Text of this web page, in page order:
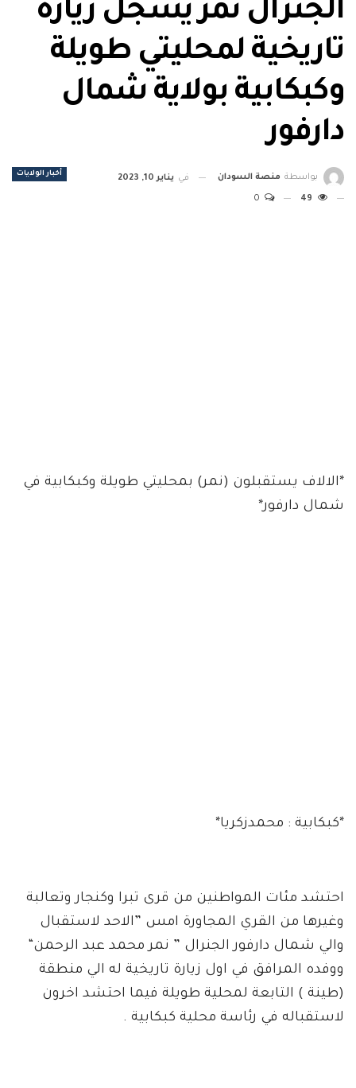
الجنرال نمر يسجل زيارة
تاريخية لمحليتي طويلة
وكبكابية بولاية شمال
دارفور
أخبار الولايات بواسطة منصة السودان في يناير 10, 2023
49
*الالاف يستقبلون (نمر) بمحليتي طويلة وكبكابية في
شمال دارفور*
*كبكابية : محمدزكريا*
احتشد مئات المواطنين من قرى تبرا وكنجار وتعالبة
وغيرها من القري المجاورة امس ”الاحد لاستقبال
والي شمال دارفور الجنرال ” نمر محمد عبد الرحمن“
ووفده المرافق في اول زيارة تاريخية له الي منطقة
(طينة ) التابعة لمحلية طويلة فيما احتشد اخرون
لاستقباله في رئاسة محلية كبكابية .